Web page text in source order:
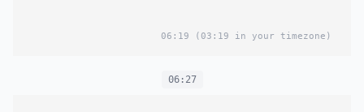
06:19 (03:19 in your timezone)
06:27